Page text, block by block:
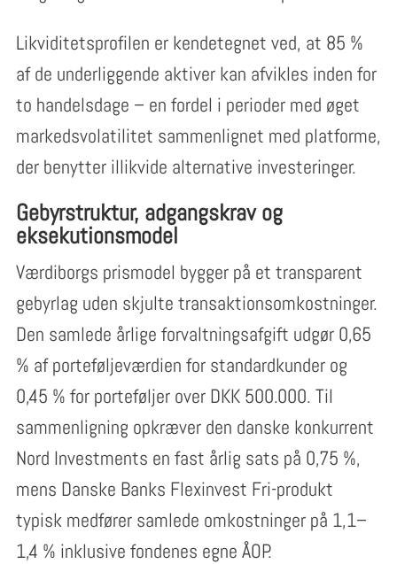
Likviditetsprofilen er kendetegnet ved, at 85 %
af de underliggende aktiver kan afvikles inden for
to handelsdage – en fordel i perioder med øget
markedsvolatilitet sammenlignet med platforme,
der benytter illikvide alternative investeringer.
Gebyrstruktur, adgangskrav og
eksekutionsmodel
Værdiborgs prismodel bygger på et transparent
gebyrlag uden skjulte transaktionsomkostninger.
Den samlede årlige forvaltningsafgift udgør 0,65
% af porteføljeværdien for standardkunder og
0,45 % for porteføljer over DKK 500.000. Til
sammenligning opkræver den danske konkurrent
Nord Investments en fast årlig sats på 0,75 %,
mens Danske Banks Flexinvest Fri-produkt
typisk medfører samlede omkostninger på 1,1–
1,4 % inklusive fondenes egne ÅOP.